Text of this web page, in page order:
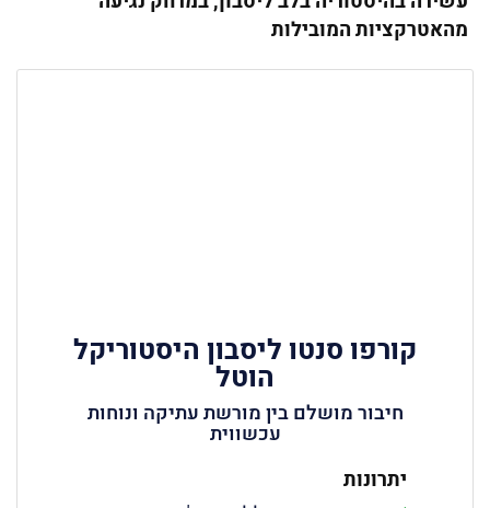
מהאטרקציות המובילות
קורפו סנטו ליסבון היסטוריקל
הוטל
חיבור מושלם בין מורשת עתיקה ונוחות
עכשווית
יתרונות